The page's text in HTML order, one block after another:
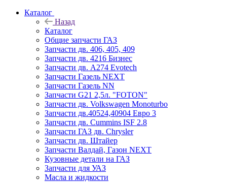
Каталог
Назад
Каталог
Общие запчасти ГАЗ
Запчасти дв. 406, 405, 409
Запчасти дв. 4216 Бизнес
Запчасти дв. A274 Evotech
Запчасти Газель NEXT
Запчасти Газель NN
Запчасти G21 2,5л. "FOTON"
Запчасти дв. Volkswagen Monoturbo
Запчасти дв.40524,40904 Евро 3
Запчасти дв. Cummins ISF 2.8
Запчасти ГАЗ дв. Chrysler
Запчасти дв. Штайер
Запчасти Валдай, Газон NEXT
Кузовные детали на ГАЗ
Запчасти для УАЗ
Масла и жидкости